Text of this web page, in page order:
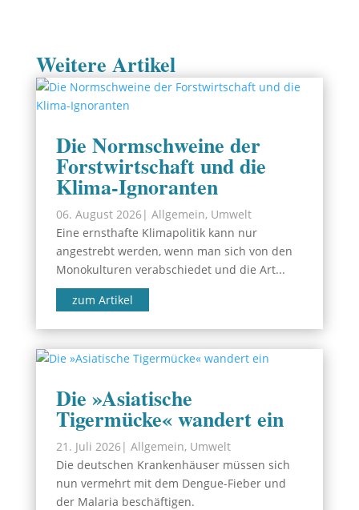
Weitere Artikel
Die Normschweine der
Forstwirtschaft und die
Klima-Ignoranten
06. August 2026| Allgemein, Umwelt
Eine ernsthafte Klimapolitik kann nur
angestrebt werden, wenn man sich von den
Monokulturen verabschiedet und die Art...
zum Artikel
Die »Asiatische
Tigermücke« wandert ein
21. Juli 2026| Allgemein, Umwelt
Die deutschen Krankenhäuser müssen sich
nun vermehrt mit dem Dengue-Fieber und
der Malaria beschäftigen.